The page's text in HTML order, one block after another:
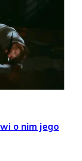
o nim jego